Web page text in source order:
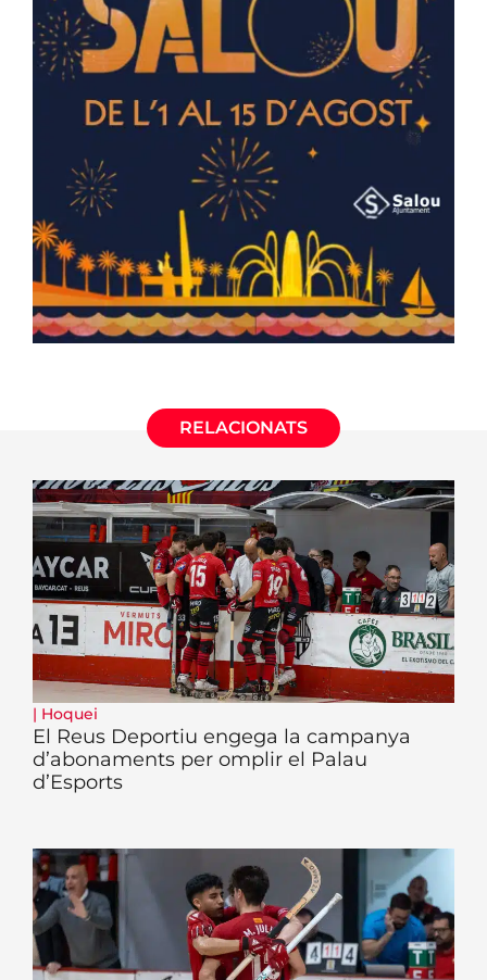
RELACIONATS
| Hoquei
El Reus Deportiu engega la campanya
d’abonaments per omplir el Palau
d’Esports